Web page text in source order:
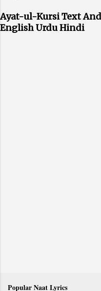
Ayat-ul-Kursi Text
English Urdu Hindi
Popular Naat Lyrics